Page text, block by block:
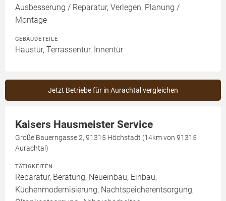
Ausbesserung / Reparatur, Verlegen, Planung /
Montage
GEBÄUDETEILE
Haustür, Terrassentür, Innentür
Jetzt Betriebe für in Aurachtal vergleichen
Kaisers Hausmeister Service
Große Bauerngasse.2, 91315 Höchstadt (14km von 91315
Aurachtal)
TÄTIGKEITEN
Reparatur, Beratung, Neueinbau, Einbau,
Küchenmodernisierung, Nachtspeicherentsorgung,